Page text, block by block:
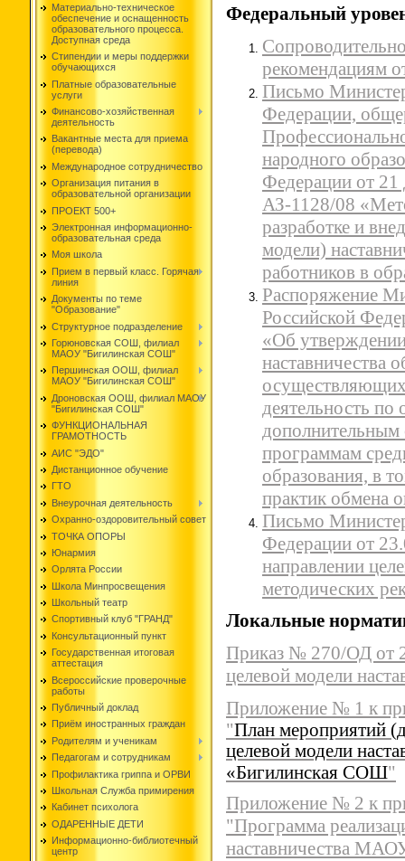
Материально-техническое
обеспечение и оснащенность
образовательного процесса.
Доступная среда
Стипендии и меры поддержки
обучающихся
Платные образовательные
услуги
Финансово-хозяйственная
деятельность
Вакантные места для приема
(перевода)
Международное сотрудничество
Организация питания в
образовательной организации
ПРОЕКТ 500+
Электронная информационно-
образовательная среда
Моя школа
Прием в первый класс. Горячая
линия
Документы по теме
"Образование"
Структурное подразделение
Горюновская СОШ, филиал
МАОУ "Бигилинская СОШ"
Першинская ООШ, филиал
МАОУ "Бигилинская СОШ"
Дроновская ООШ, филиал МАОУ
"Бигилинская СОШ"
ФУНКЦИОНАЛЬНАЯ
ГРАМОТНОСТЬ
АИС "ЭДО"
Дистанционное обучение
ГТО
Внеурочная деятельность
Охранно-оздоровительный совет
ТОЧКА ОПОРЫ
Юнармия
Орлята России
Школа Минпросвещения
Школьный театр
Спортивный клуб "ГРАНД"
Консультационный пункт
Государственная итоговая
аттестация
Всероссийские проверочные
работы
Публичный доклад
Приём иностранных граждан
Родителям и ученикам
Педагогам и сотрудникам
Профилактика гриппа и ОРВИ
Школьная Служба примирения
Кабинет психолога
ОДАРЕННЫЕ ДЕТИ
Информационно-библиотечный
центр
Федеральный
рекомендациям
Письмо
Федерации,
народного
Федерации от
АЗ-1128/08
разработке и
модели)
работников в
Распоряжение
Российской
«Об
наставничества
деятельность
программам
образования, в
практик обмена
Письмо
Федерации от
направлении
методических
Локальные
Приказ № 270/ОД от
целевой модели
Приложение № 1 к
"План мероприятий
целевой модели
«Бигилинская СОШ"
Приложение № 2 к
"Программа
наставничества